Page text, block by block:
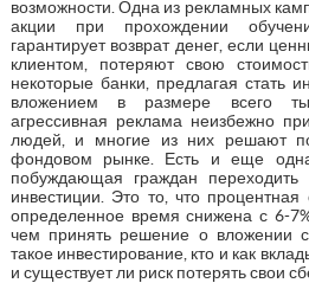
возможности. Одна из рекламных
акции при прохождении
гарантирует возврат денег, если
клиентом, потеряют свою
некоторые банки, предлагая стать
вложением в размере всего
агрессивная реклама неизбежно
людей, и многие из них решают
фондовом рынке. Есть и еще
побуждающая граждан переходить
инвестиции. Это то, что
определенное время снижена с 6-
чем принять решение о вложении
такое инвестирование, кто и как
и существует ли риск потерять свои